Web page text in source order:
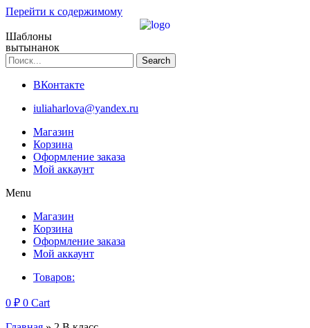
Перейти к содержимому
Шаблоны
вытынанок
Search
ВКонтакте
iuliaharlova@yandex.ru
Магазин
Корзина
Оформление заказа
Мой аккаунт
Menu
Магазин
Корзина
Оформление заказа
Мой аккаунт
Товаров:
0 ₽ 0 Cart